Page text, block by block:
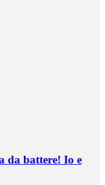
da battere! Io e